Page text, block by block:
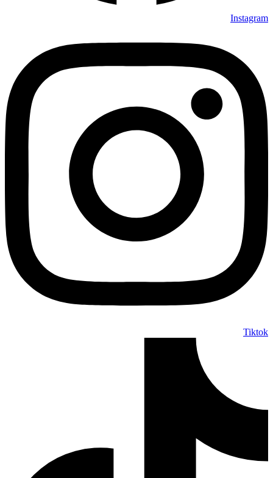
Instagram
Tiktok